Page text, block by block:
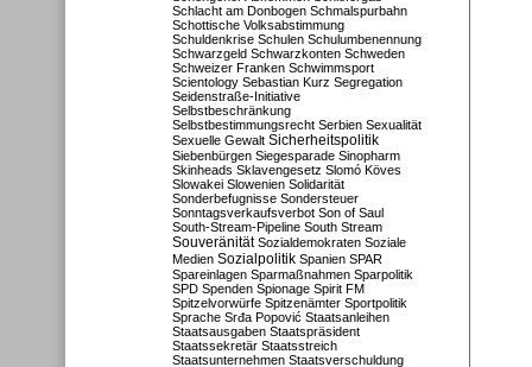
Schlacht am Donbogen Schmalspurbahn
Schottische Volksabstimmung
Schuldenkrise Schulen Schulumbenennung
Schwarzgeld Schwarzkonten Schweden
Schweizer Franken Schwimmsport
Scientology Sebastian Kurz Segregation
Seidenstraße-Initiative
Selbstbeschränkung
Selbstbestimmungsrecht Serbien Sexualität
Sexuelle Gewalt Sicherheitspolitik
Siebenbürgen Siegesparade Sinopharm
Skinheads Sklavengesetz Slomó Köves
Slowakei Slowenien Solidarität
Sonderbefugnisse Sondersteuer
Sonntagsverkaufsverbot Son of Saul
South-Stream-Pipeline South Stream
Souveränität Sozialdemokraten Soziale
Medien Sozialpolitik Spanien SPAR
Spareinlagen Sparmaßnahmen Sparpolitik
SPD Spenden Spionage Spirit FM
Spitzelvorwürfe Spitzenämter Sportpolitik
Sprache Srđa Popović Staatsanleihen
Staatsausgaben Staatspräsident
Staatssekretär Staatsstreich
Staatsunternehmen Staatsverschuldung